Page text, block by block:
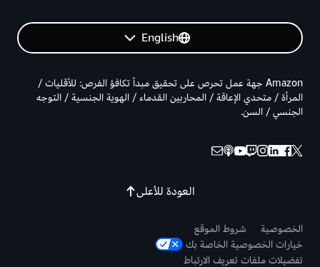
English
العودة للأعلى
Amazon جهة عمل تحرص على تحقيق مبدأ تكافؤ الفرص: للأقليات /
المرأة / متحدي الإعاقة / المحاربين القدماء / الهوية الجنسية / التوجه
الجنسي / السن.
الخصوصية
شروط الموقع
خيارات الخصوصية الخاصة بك
تفضيلات ملفات تعريف الارتباط